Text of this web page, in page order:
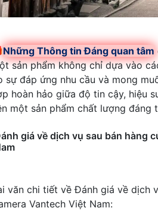
Những Thông tin Đáng quan tâm
sản phẩm không chỉ dựa vào
sự đáp ứng nhu cầu và mong
hoàn hảo giữa độ tin cậy, hiệu
một sản phẩm chất lượng đáng
giá về dịch vụ sau bán hàng
văn chi tiết về Đánh giá về dịch
Vantech Việt Nam: